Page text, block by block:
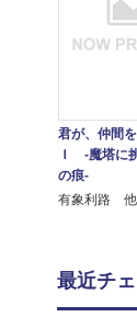
君が、仲間
Ｉ ‐魔塔に
の痕‐
有象利路 他
最近チ